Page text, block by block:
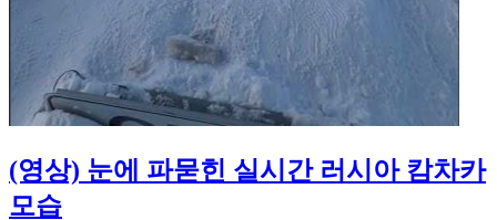
(영상) 눈에 파묻힌 실시간 러시아 캄차카
모습